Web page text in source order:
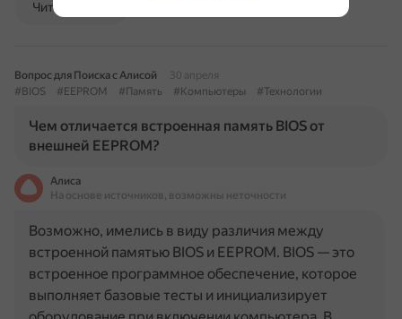
Читать далее
Вопрос для Поиска с Алисой
30 апреля
#BIOS
#EEPROM #Память #Компьютеры #Технологии
Чем отличается встроенная память BIOS от
внешней EEPROM?
Алиса
На основе источников, возможны неточности
Возможно, имелись в виду различия между
встроенной памятью BIOS и EEPROM. BIOS — это
встроенное программное обеспечение, которое
выполняет базовые тесты и инициализирует